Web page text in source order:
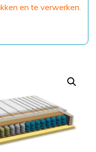
en te verwerken.